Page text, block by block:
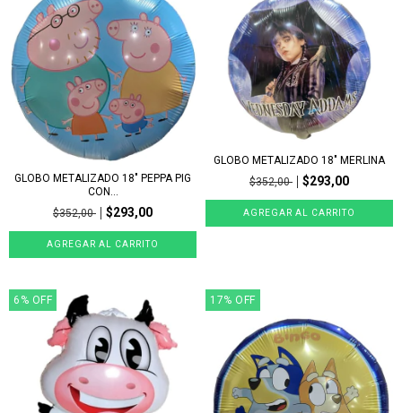
GLOBO METALIZADO 18" PEPPA PIG
CON...
$352,00
$293,00
GLOBO METALIZADO 18" MERLINA
$352,00
$293,00
6 % OFF 17% OFF